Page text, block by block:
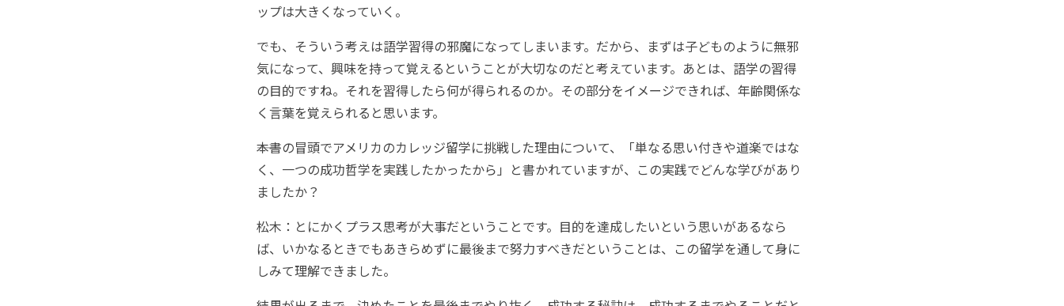
ップは大きくなっていく。
でも、そういう考えは語学習得の邪魔になってしまいます。だから、まずは子どものように無邪
気になって、興味を持って覚えるということが大切なのだと考えています。あとは、語学の習得
の目的ですね。それを習得したら何が得られるのか。その部分をイメージできれば、年齢関係な
く言葉を覚えられると思います。
――本書の冒頭でアメリカのカレッジ留学に挑戦した理由について、「単なる思い付きや道楽ではな
く、一つの成功哲学を実践したかったから」と書かれていますが、この実践でどんな学びがあり
ましたか？
松木：とにかくプラス思考が大事だということです。目的を達成したいという思いがあるなら
ば、いかなるときでもあきらめずに最後まで努力すべきだということは、この留学を通して身に
しみて理解できました。